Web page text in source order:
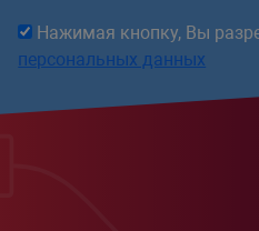
Нажимая кнопку, Вы
персональных данных